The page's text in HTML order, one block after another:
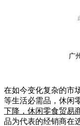
广
在如今变化复杂的市
等生活必需品，休闲
下降，休闲零食贸易
品为代表的经销商在